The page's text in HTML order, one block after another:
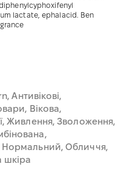
lactate, ephalacid. Ben
Антивікові
Вікова
Живлення Зволоження
Нормальний Обличчя
шкіра